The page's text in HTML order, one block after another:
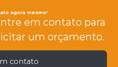
agora mesmo!
em contato para
um orçamento.
contato